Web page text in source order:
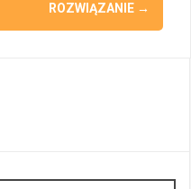
ROZWIĄZANIE →